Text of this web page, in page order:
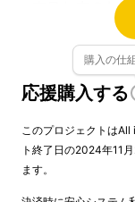
従来のほう
満を感じるこ
これらの不
応援購入する
購入の仕
このプロジェクトはAll
ト終了日の2024年11
ます。